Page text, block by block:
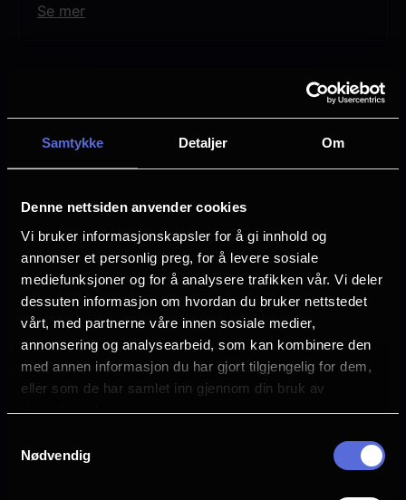
Samtykke Detaljer Om
Denne nettsiden anvender cookies
Vi bruker informasjonskapsler for å gi innhold og
annonser et personlig preg, for å levere sosiale
mediefunksjoner og for å analysere trafikken vår. Vi deler
dessuten informasjon om hvordan du bruker nettstedet
vårt, med partnerne våre innen sosiale medier,
annonsering og analysearbeid, som kan kombinere den
med annen informasjon du har gjort tilgjengelig for dem,
eller som de har samlet inn gjennom din bruk av
tjenestene deres.
Nødvendig
Rollebesetning
Zoey Deutch
Allison Janney
Trey Parker
Språk
Sjanger
Animation
Children's Movie
Distributør
United International Pictures
Se mer